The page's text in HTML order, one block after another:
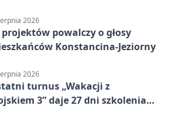
2026
projektów powalczy o głosy
Konstancina-Jeziorny
2026
turnus „Wakacji z
3” daje 27 dni szkolenia i